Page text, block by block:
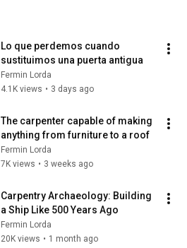
Lo que perdemos cuando
sustituimos una puerta antigua
Fermin Lorda
4.1K views • 3 days ago
The carpenter capable of making
anything from furniture to a roof
Fermin Lorda
7K views • 3 weeks ago
Carpentry Archaeology: Building
a Ship Like 500 Years Ago
Fermin Lorda
20K views • 1 month ago